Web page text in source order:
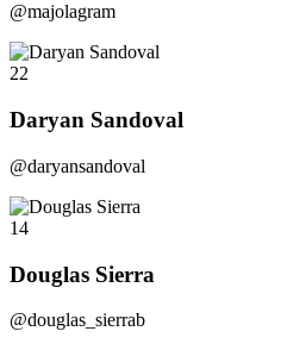
@majolagram
22
Daryan Sandoval
@daryansandoval
14
Douglas Sierra
@douglas_sierrab